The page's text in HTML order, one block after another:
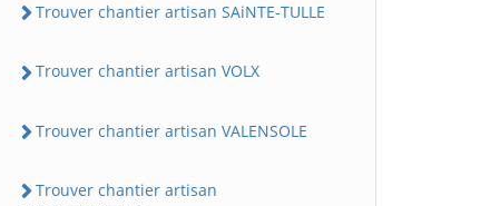
Trouver chantier artisan SAiNTE-TULLE
Trouver chantier artisan VOLX
Trouver chantier artisan VALENSOLE
Trouver chantier artisan